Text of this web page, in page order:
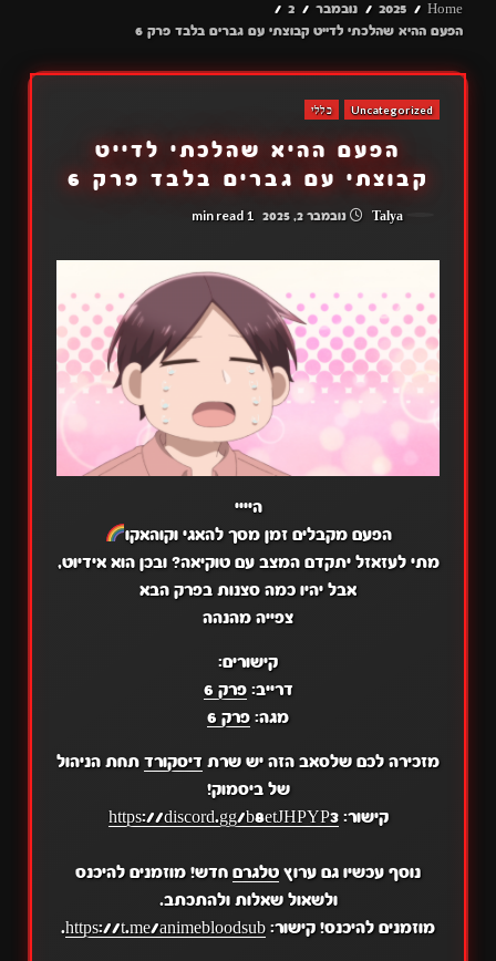
Home
2025 נובמבר
2
הפעם ההיא שהלכתי לדייט קבוצתי עם גברים בלבד פרק 6
Uncategorized כללי
הפעם ההיא שהלכתי לדייט
קבוצתי עם גברים בלבד פרק 6
נובמבר 2, 2025 1 min read
היייי
הפעם מקבלים זמן מסך להאגי וקוהאקו
מתי לעזאזל יתקדם המצב עם טוקיאה? ובכן הוא אידיוט,
אבל יהיו כמה סצנות בפרק הבא
צפייה מהנהה
קישורים:
דרייב:פרק 6
מגה: פרק 6
מזכירה לכם שלסאב הזה יש שרת דיסקורד תחת הניהול
של ביסמוק!
קישור:https://discord.gg/b8etJHPYP3
נוסף עכשיו גם ערוץטלגרםחדש! מוזמנים להיכנס
ולשאול שאלות ולהתכתב.
מוזמנים להיכנס! קישור: https://t.me/animebloodsub
.